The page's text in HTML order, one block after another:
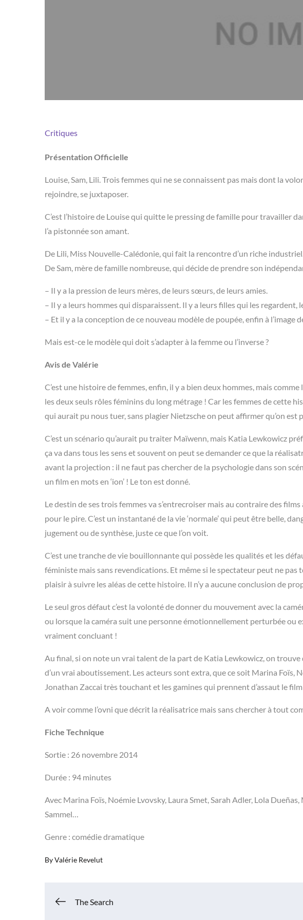
Critiques
Présentation Officielle
Louise, Sam, Lili. Trois femmes qui ne se connaissent pas mais dont la
rejoindre, se juxtaposer.
C’est l’histoire de Louise qui quitte le pressing de famille pour travailler
l’a pistonnée son amant.
De Lili, Miss Nouvelle-Calédonie, qui fait la rencontre d’un riche
De Sam, mère de famille nombreuse, qui décide de prendre son
– Il y a la pression de leurs mères, de leurs sœurs, de leurs amies.
– Il y a leurs hommes qui disparaissent. Il y a leurs filles qui les regardent,
– Et il y a la conception de ce nouveau modèle de poupée, enfin à l’image
Mais est-ce le modèle qui doit s’adapter à la femme ou l’inverse ?
Avis de Valérie
C’est une histoire de femmes, enfin, il y a bien deux hommes, mais
les deux seuls rôles féminins du long métrage ! Car les femmes de cette
qui aurait pu nous tuer, sans plagier Nietzsche on peut affirmer qu’on est
C’est un scénario qu’aurait pu traiter Maïwenn, mais Katia Lewkowicz
ça va dans tous les sens et souvent on peut se demander ce que la
avant la projection : il ne faut paschercher de la psychologie dans son
un film en mots en ‘ion’ ! Le ton est donné.
Le destin de ses trois femmes va s’entrecroiser mais au contraire des
pour le pire. C’est un instantané de la vie ‘normale’ qui peut être belle,
jugement ou de synthèse, juste ce que l’on voit.
C’est une tranche de vie bouillonnante qui possède les qualités et les
féministe mais sans revendications. Et même si le spectateur peut ne
plaisir à suivre les aléas de cette histoire. Il n’y a aucune conclusion de
Le seul gros défaut c’est la volonté de donner du mouvement avec la
ou lorsque la caméra suit une personne émotionnellement perturbée ou
vraiment concluant !
Au final, si on note un vrai talent de la part de Katia Lewkowicz, on
d’un vrai aboutissement. Les acteurs sont extra, que ce soit Marina Foïs,
Jonathan Zaccai très touchant et les gamines qui prennent d’assaut le
A voir comme l’ovni que décrit la réalisatrice mais sans chercher à tout
Fiche Technique
Sortie : 26 novembre 2014
Durée : 94 minutes
Avec Marina Foïs, Noémie Lvovsky, Laura Smet, Sarah Adler, Lola
Sammel…
Genre : comédie dramatique
ByValérie Revelut
Navigation
The Search